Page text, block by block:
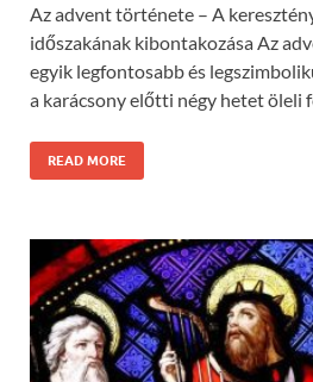
Az advent története – A
időszakának kibontakozása Az
egyik legfontosabb és
a karácsony előtti négy hetet öleli
READ MORE